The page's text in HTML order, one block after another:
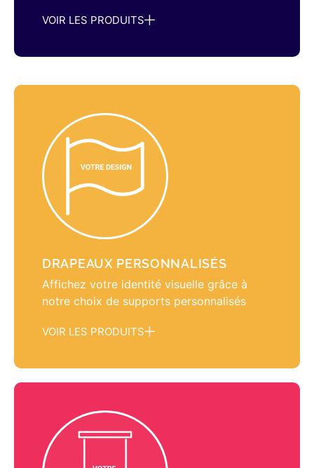
VOIR LES PRODUITS
DRAPEAUX PERSONNALISÉS
Affichez votre identité visuelle grâce à
notre choix de supports personnalisés
VOIR LES PRODUITS